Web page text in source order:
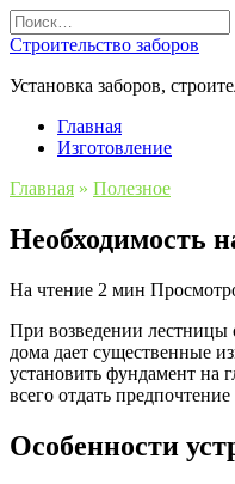
Перейти
к
содержанию
Search
for:
Строительство заборов
Установка заборов,
Главная
Изготовление
Главная » Полезное
Необходимость
На чтение 2 мин
При возведении лестницы
дома дает существенные
установить фундамент на
всего отдать
Особенности